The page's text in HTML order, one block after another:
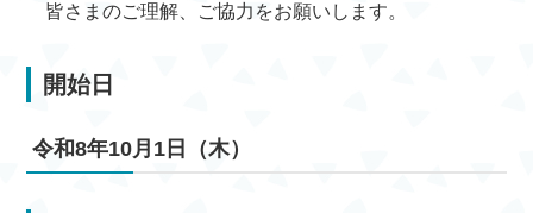
皆さまのご理解、ご協力をお願いします。
開始日
令和8年10月1日（木）